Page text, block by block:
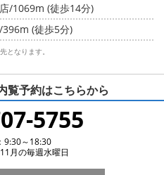
/1069m (徒歩14分)
(徒歩5分)
となります。
覧予約はこちらから
5755
9:30～18:30
月の毎週水曜日